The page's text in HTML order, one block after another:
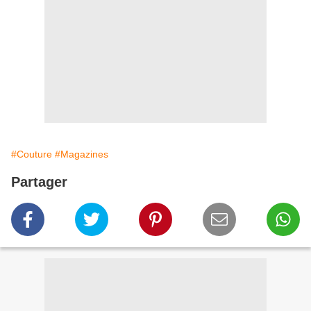
#Couture #Magazines
Partager